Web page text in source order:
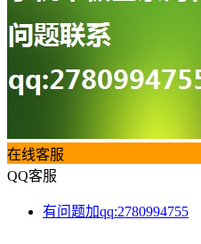
在线客服
QQ客服
有问题加qq:2780994755